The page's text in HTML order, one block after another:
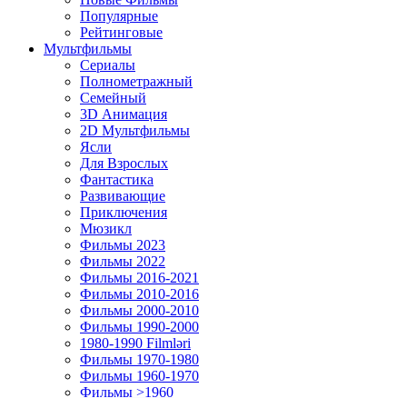
Популярные
Рейтинговые
Мультфильмы
Сериалы
Полнометражный
Семейный
3D Анимация
2D Мультфильмы
Ясли
Для Взрослых
Фантастика
Развивающие
Приключения
Мюзикл
Фильмы 2023
Фильмы 2022
Фильмы 2016-2021
Фильмы 2010-2016
Фильмы 2000-2010
Фильмы 1990-2000
1980-1990 Filmləri
Фильмы 1970-1980
Фильмы 1960-1970
Фильмы >1960